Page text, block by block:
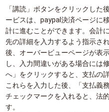
「講読」ボタンをクリックした
ービスは、paypal決済ページに
計に進むことができます。会計
先の詳細を入力するよう指示さ
後、オーバービューページが表
し、入力間違いがある場合には
へ」をクリックすると、支払の
これらを入力した後、「支払義
チェックマークを入れると、法
す。